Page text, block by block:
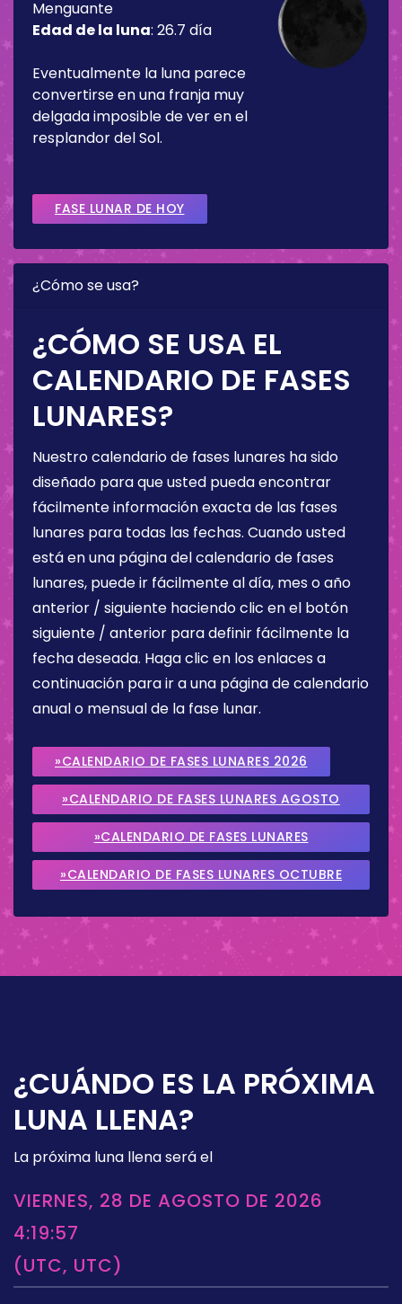
Menguante
Edad de la luna: 26.7 día
Eventualmente la luna parece
convertirse en una franja muy
delgada imposible de ver en el
resplandor del Sol.
FASE LUNAR DE HOY
¿Cómo se usa?
¿CÓMO SE USA EL
CALENDARIO DE FASES
LUNARES?
Nuestro calendario de fases lunares ha sido
diseñado para que usted pueda encontrar
fácilmente información exacta de las fases
lunares para todas las fechas. Cuando usted
está en una página del calendario de fases
lunares, puede ir fácilmente al día, mes o año
anterior / siguiente haciendo clic en el botón
siguiente / anterior para definir fácilmente la
fecha deseada. Haga clic en los enlaces a
continuación para ir a una página de calendario
anual o mensual de la fase lunar.
»CALENDARIO DE FASES LUNARES 2026
»CALENDARIO DE FASES LUNARES AGOSTO
2026
»CALENDARIO DE FASES LUNARES
SEPTIEMBRE 2026
»CALENDARIO DE FASES LUNARES OCTUBRE
¿CUÁNDO ES LA PRÓXIMA
LUNA LLENA?
La próxima luna llena será el
VIERNES, 28 DE AGOSTO DE 2026
4:19:57
(UTC, UTC)